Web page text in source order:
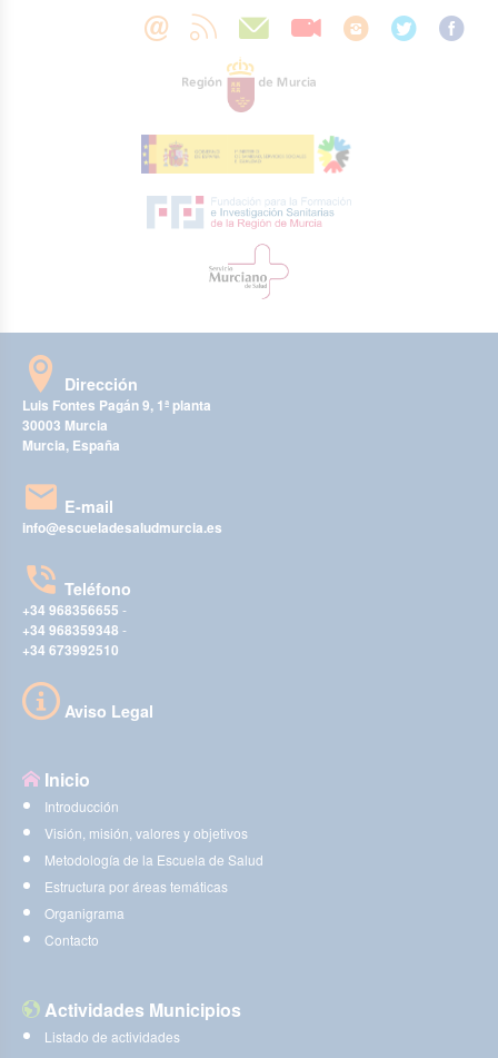
Dirección
Luis Fontes Pagán 9, 1ª planta
30003 Murcia
Murcia, España
E-mail
info@escueladesaludmurcia.es
Teléfono
+34 968356655 -
+34 968359348 -
+34 673992510
Aviso Legal
Inicio
Introducción
Visión, misión, valores y objetivos
Metodología de la Escuela de Salud
Estructura por áreas temáticas
Organigrama
Contacto
Actividades Municipios
Listado de actividades